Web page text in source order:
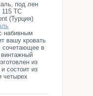
под лен
115 ТС
(Турция)
набивным
вашу кровать
сочетающее в
из
состоит из
четырех